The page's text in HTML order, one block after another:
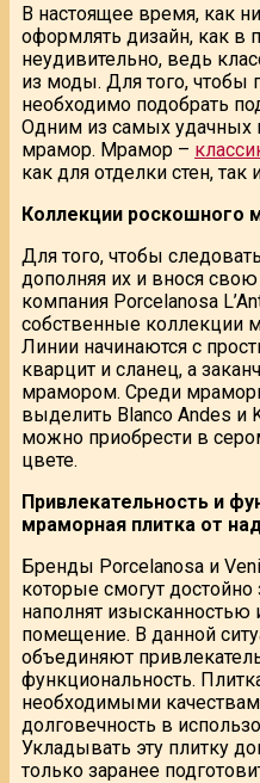
В настоящее время, как
оформлять дизайн, как в
неудивительно, ведь
из моды. Для того, чтобы
необходимо подобрать
Одним из самых удачных
мрамор. Мрамор –
как для отделки стен, так
Коллекции роскошного
Для того, чтобы
дополняя их и внося
компания Porcelanosa
собственные коллекции
Линии начинаются с
кварцит и сланец, а
мрамором. Среди
выделить Blanco Andes и
можно приобрести в
цвете.
Привлекательность и
мраморная плитка от
Бренды Porcelanosa и
которые смогут
наполнят
помещение. В данной
объединяют
функциональность.
необходимыми
долговечность в
Укладывать эту плитку
только заранее